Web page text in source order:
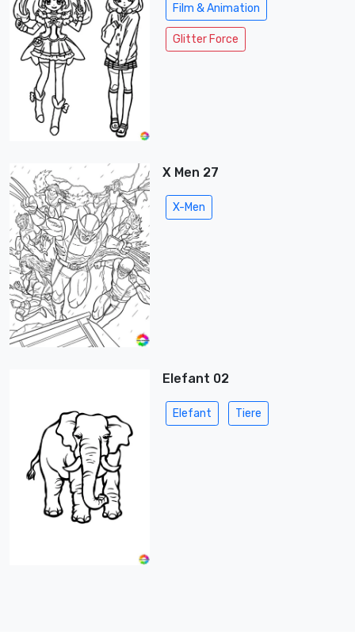
Film & Animation
Glitter Force
X Men 27
X-Men
Elefant 02
Elefant Tiere